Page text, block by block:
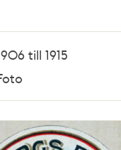
till 1915